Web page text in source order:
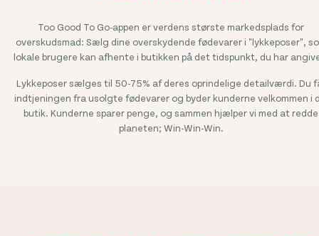
Too Good To Go-appen er verdens største markedsplads for
overskudsmad: Sælg dine overskydende fødevarer i "lykkeposer",
lokale brugere kan afhente i butikken på det tidspunkt, du har
Lykkeposer sælges til 50-75% af deres oprindelige detailværdi. Du
indtjeningen fra usolgte fødevarer og byder kunderne velkommen i
butik. Kunderne sparer penge, og sammen hjælper vi med at redde
planeten; Win-Win-Win.